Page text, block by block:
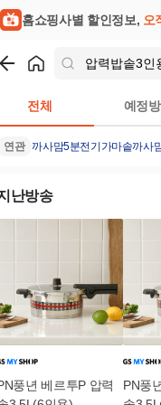
홈쇼핑사별 할인정보, 오
전체 예정
연관 까사맘5분전기가마솥까사
난방송
풍년 베르투P 압력
PN풍